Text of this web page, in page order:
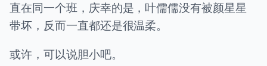
直在同一个班，庆幸的是，叶儒儒没有被颜星星
带坏，反而一直都还是很温柔。
或许，可以说胆小吧。